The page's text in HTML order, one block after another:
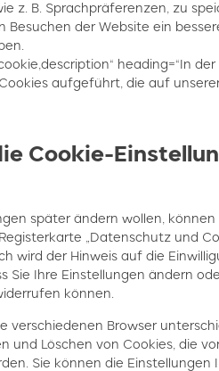
z. B. Sprachpräferenzen, zu
Besuchen der Website ein
heading=“In der
aufgeführt, die auf
Cookie-
später ändern wollen, können
„Datenschutz und
wird der Hinweis auf die
Sie Ihre Einstellungen ändern
können.
verschiedenen Browser
und Löschen von Cookies, die
Sie können die Einstellungen